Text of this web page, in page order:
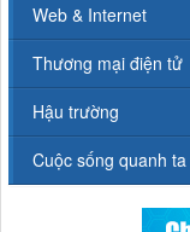
Web & Internet
Thương mại điện tử
Hậu trường
Cuộc sống quanh ta